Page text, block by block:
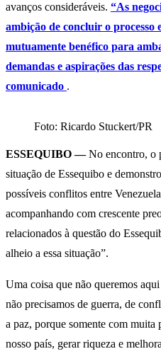
avanços consideráveis. “As
ambição de concluir o processo
mutuamente benéfico para
demandas e aspirações das
comunicado .
Foto: Ricardo Stuckert/PR
ESSEQUIBO —No encontro, o
situação de Essequibo e
possíveis conflitos entre
acompanhando com crescente
relacionados à questão do
alheio a essa situação”.
Uma coisa que não queremos
não precisamos de guerra, de
a paz, porque somente com muita
nosso país, gerar riqueza e